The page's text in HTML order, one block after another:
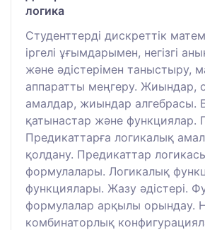
логика
Cтуденттерді дискреттік
іргелі ұғымдарымен, негізгі
және әдістерімен таныстыру,
аппаратты меңгеру. Жиындар,
амалдар, жиындар алгебрасы.
қатынастар және функциялар.
Предикаттарға логикалық
қолдану. Предикаттар
формулалары. Логикалық
функциялары. Жазу әдістері.
формулалар арқылы орындау.
комбинаторлық